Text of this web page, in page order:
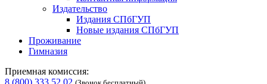
Издательство
Издания СПбГУП
Новые издания СПбГУП
Проживание
Гимназия
Приемная комиссия:
8 (800) 333 52 02